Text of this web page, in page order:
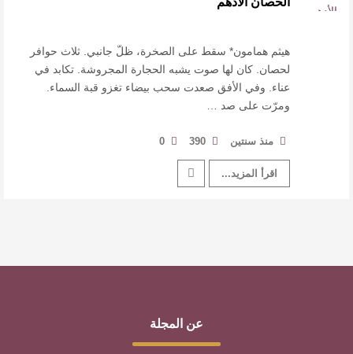
القيمة الأدبية بين استحقاق النص وسلطة الجائزة
​ اللون الأحمر وشاح سردية الأدب وسر رمزية
النصوص
هيثم همامون* سقط على الصخرة، ظلّ جانبي. ثلاث حوافر
لحصان. كان لها صوت يشبه الحجارة المجروشة. تكابد في
عناء. وفي الأفق صعدت سحب بيضاء تغزو قبة السماء.
ومرّت على صد …
منذ سنتين 390
0
اقرأ المزيد...
عن المجلة